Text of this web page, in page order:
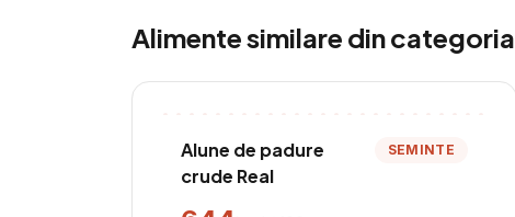
Alimente similare din categoria
Alune de padure
crude Real
SEMINTE